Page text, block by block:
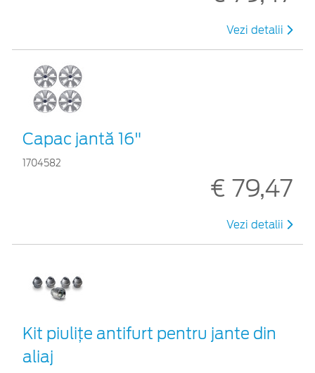
Vezi detalii
Capac jantă 16"
1704582
€ 79,47
Vezi detalii
Kit piuliţe antifurt pentru jante din
aliaj